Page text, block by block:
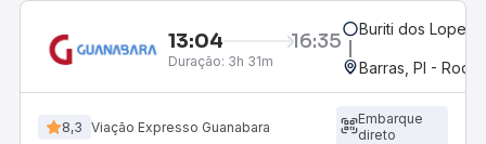
13:04 16:35
Duração: 3h 31m
Buriti dos Lopes,
Barras, PI -
8,3 Viação Expresso Guanabara
Embarque
direto